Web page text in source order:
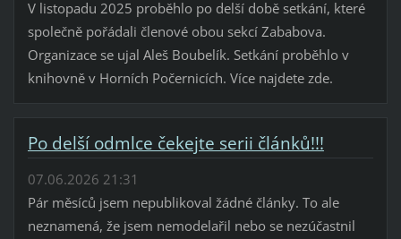
V listopadu 2025 proběhlo po delší době setkání, které
společně pořádali členové obou sekcí Zababova.
Organizace se ujal Aleš Boubelík. Setkání proběhlo v
knihovně v Horních Počernicích. Více najdete zde.
Po delší odmlce čekejte serii článků!!!
07.06.2026 21:31
Pár měsíců jsem nepublikoval žádné články. To ale
neznamená, že jsem nemodelařil nebo se nezúčastnil